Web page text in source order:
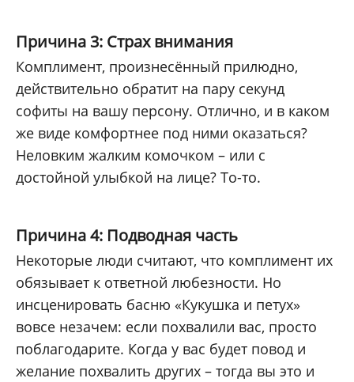
Причина 3: Страх внимания
Комплимент, произнесённый прилюдно,
действительно обратит на пару секунд
софиты на вашу персону. Отлично, и в каком
же виде комфортнее под ними оказаться?
Неловким жалким комочком – или с
достойной улыбкой на лице? То-то.
Причина 4: Подводная часть
Некоторые люди считают, что комплимент их
обязывает к ответной любезности. Но
инсценировать басню «Кукушка и петух»
вовсе незачем: если похвалили вас, просто
поблагодарите. Когда у вас будет повод и
желание похвалить других – тогда вы это и